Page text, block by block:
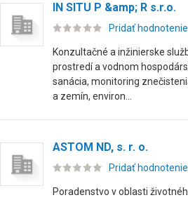
IN SITU P &amp; R s.r.o.
Pridať hodnotenie
Konzultačné a inžinierske
prostredí a vodnom
sanácia, monitoring
a zemín, environ...
ASTOM ND, s. r. o.
Pridať hodnotenie
Poradenstvo v oblasti